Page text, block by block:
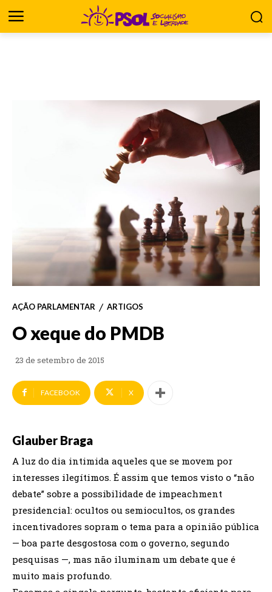
AÇÃO PARLAMENTAR ARTIGOS
O xeque do PMDB
23 de setembro de 2015
FACEBOOK X
Glauber Braga
A luz do dia intimida aqueles que se movem por
interesses ilegítimos. É assim que temos visto o “não
debate” sobre a possibilidade de impeachment
presidencial: ocultos ou semiocultos, os grandes
incentivadores sopram o tema para a opinião pública
— boa parte desgostosa com o governo, segundo
pesquisas —, mas não iluminam um debate que é
muito mais profundo.